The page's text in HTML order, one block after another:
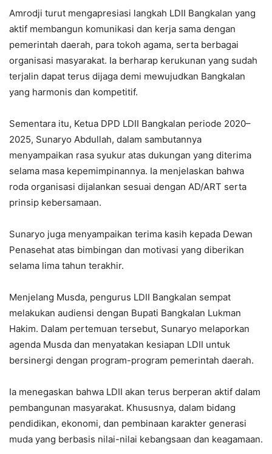
Amrodji turut mengapresiasi langkah LDII Bangkalan yang
aktif membangun komunikasi dan kerja sama dengan
pemerintah daerah, para tokoh agama, serta berbagai
organisasi masyarakat. Ia berharap kerukunan yang sudah
terjalin dapat terus dijaga demi mewujudkan Bangkalan
yang harmonis dan kompetitif.
Sementara itu, Ketua DPD LDII Bangkalan periode 2020–
2025, Sunaryo Abdullah, dalam sambutannya
menyampaikan rasa syukur atas dukungan yang diterima
selama masa kepemimpinannya. Ia menjelaskan bahwa
roda organisasi dijalankan sesuai dengan AD/ART serta
prinsip kebersamaan.
Sunaryo juga menyampaikan terima kasih kepada Dewan
Penasehat atas bimbingan dan motivasi yang diberikan
selama lima tahun terakhir.
Menjelang Musda, pengurus LDII Bangkalan sempat
melakukan audiensi dengan Bupati Bangkalan Lukman
Hakim. Dalam pertemuan tersebut, Sunaryo melaporkan
agenda Musda dan menyatakan kesiapan LDII untuk
bersinergi dengan program-program pemerintah daerah.
Ia menegaskan bahwa LDII akan terus berperan aktif dalam
pembangunan masyarakat. Khususnya, dalam bidang
pendidikan, ekonomi, dan pembinaan karakter generasi
muda yang berbasis nilai-nilai kebangsaan dan keagamaan.